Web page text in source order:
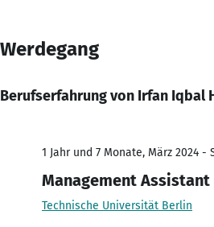
Werdegang
Berufserfahrung von Irfan Iqbal
1 Jahr und 7 Monate, März 2024 -
Management Assistant
Technische Universität Berlin